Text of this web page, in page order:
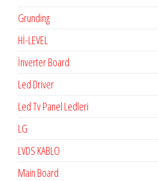
Grunding
Hİ-LEVEL
İnverter Board
Led Driver
Led Tv Panel Ledleri
LG
LVDS KABLO
Main Board